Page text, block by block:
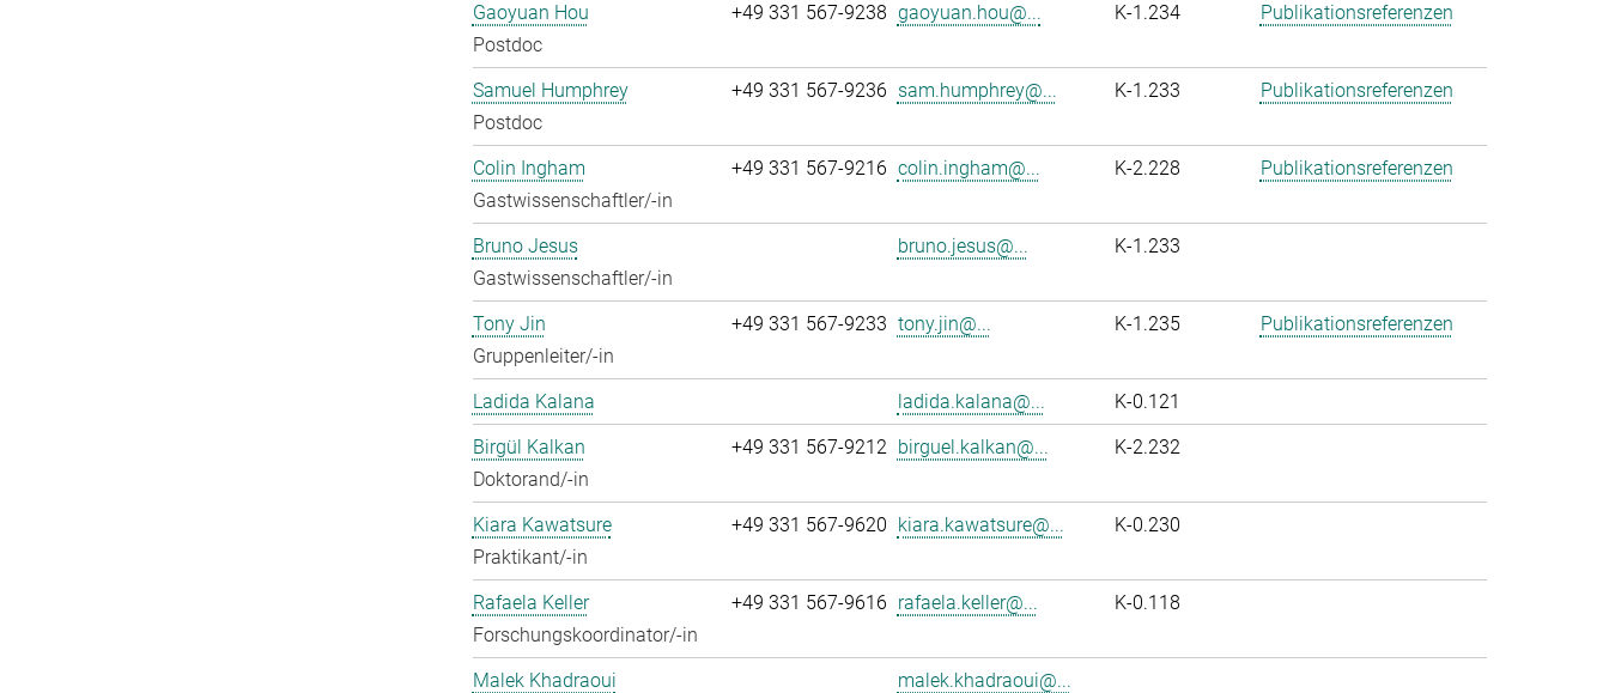
Gaoyuan Hou
Postdoc
+49 331 567-9238 gaoyuan.hou@... K-1.234 Publikationsreferenzen
Samuel Humphrey
Postdoc
+49 331 567-9236 sam.humphrey@... K-1.233 Publikationsreferenzen
Colin Ingham
Gastwissenschaftler/-in
+49 331 567-9216 colin.ingham@... K-2.228 Publikationsreferenzen
Bruno Jesus
Gastwissenschaftler/-in
bruno.jesus@... K-1.233
Tony Jin
Gruppenleiter/-in
+49 331 567-9233 tony.jin@... K-1.235 Publikationsreferenzen
Ladida Kalana ladida.kalana@...
K-0.121
Birgül Kalkan
Doktorand/-in
+49 331 567-9212 birguel.kalkan@... K-2.232
Kiara Kawatsure
Praktikant/-in
+49 331 567-9620 kiara.kawatsure@... K-0.230
Rafaela Keller
Forschungskoordinator/-in
+49 331 567-9616 rafaela.keller@... K-0.118
Malek Khadraoui
malek.khadraoui@...